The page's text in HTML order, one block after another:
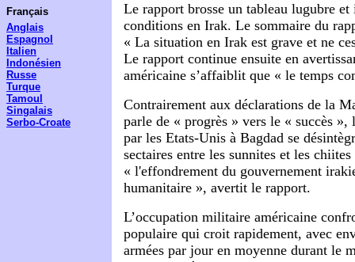
Français
Anglais
Espagnol
Italien
Indonésien
Russe
Turque
Tamoul
Singalais
Serbo-Croate
Le rapport brosse un tableau lugubre et
conditions en Irak. Le sommaire du
« La situation en Irak est grave et ne
Le rapport continue ensuite en
américaine s’affaiblit que « le temps
Contrairement aux déclarations de la
parle de « progrès » vers le « succès »,
par les Etats-Unis à Bagdad se
sectaires entre les sunnites et les
« l'effondrement du gouvernement
humanitaire », avertit le rapport.
L’occupation militaire américaine
populaire qui croit rapidement, avec
armées par jour en moyenne durant le